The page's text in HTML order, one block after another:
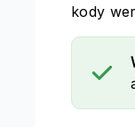
kody